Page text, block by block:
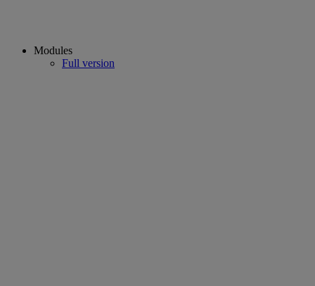
Modules
Full version